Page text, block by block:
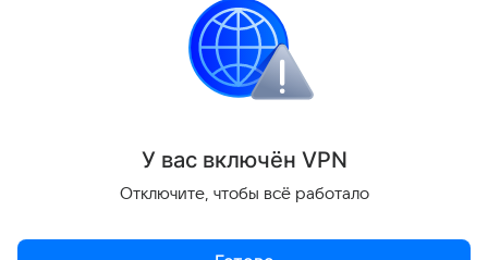
У вас включён VPN
Отключите, чтобы всё работало